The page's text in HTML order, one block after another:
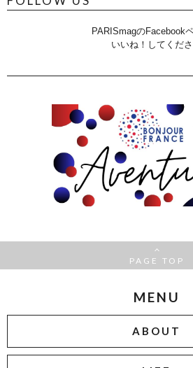
PARISmagのFacebook
いいね！してくだ
PAGE TOP
MENU
ABOUT